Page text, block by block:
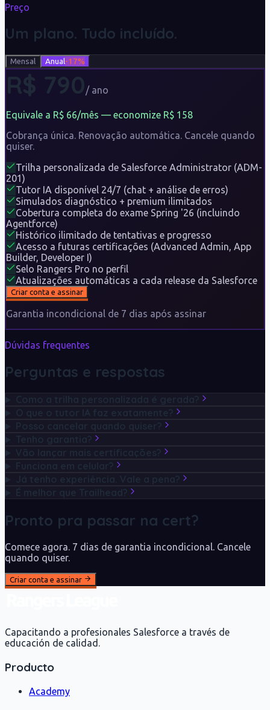
Preço
Um plano. Tudo incluído.
Mensal Anual-17%
R$ 790/ ano
Equivale a R$ 66/mês — economize R$ 158
Cobrança única. Renovação automática. Cancele quando
quiser.
Trilha personalizada de Salesforce Administrator (ADM-
201)
Tutor IA disponível 24/7 (chat + análise de erros)
Simulados diagnóstico + premium ilimitados
Cobertura completa do exame Spring '26 (incluindo
Agentforce)
Histórico ilimitado de tentativas e progresso
Acesso a futuras certificações (Advanced Admin, App
Builder, Developer I)
Selo Rangers Pro no perfil
Atualizações automáticas a cada release da Salesforce
Criar conta e assinar
Garantia incondicional de 7 dias após assinar
Dúvidas frequentes
Perguntas e respostas
Pronto pra passar na cert?
Comece agora. 7 dias de garantia incondicional. Cancele
quando quiser.
Criar conta e assinar
Capacitando a profesionales Salesforce a través de
educación de calidad.
Producto
Academy